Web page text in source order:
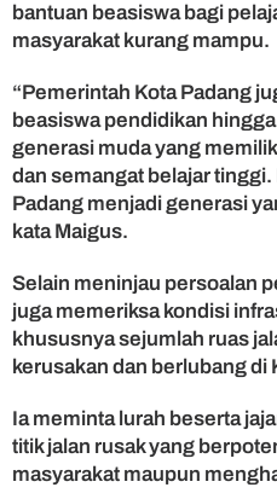
bantuan beasiswa bagi
masyarakat kurang mampu.
“Pemerintah Kota Padang
beasiswa pendidikan
generasi muda yang
dan semangat belajar
Padang menjadi generasi
kata Maigus.
Selain meninjau persoalan
juga memeriksa kondisi
khususnya sejumlah ruas
kerusakan dan berlubang di
Ia meminta lurah beserta
titik jalan rusak yang
masyarakat maupun